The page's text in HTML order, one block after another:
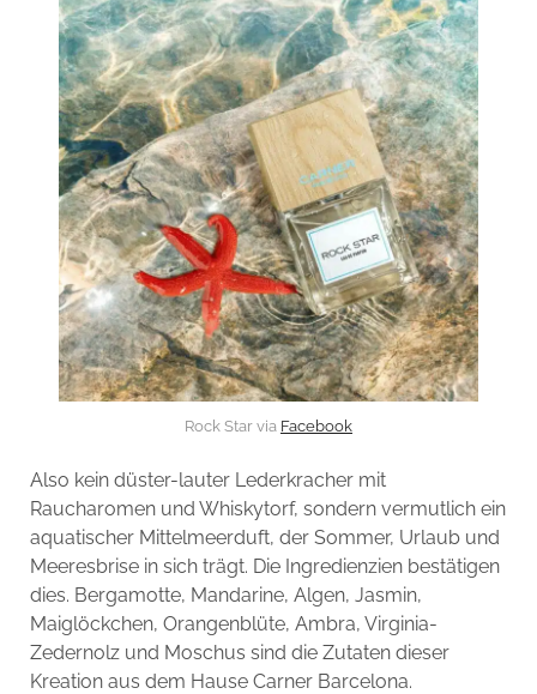
Rock Star via Facebook
Also kein düster-lauter Lederkracher mit
Raucharomen und Whiskytorf, sondern vermutlich ein
aquatischer Mittelmeerduft, der Sommer, Urlaub und
Meeresbrise in sich trägt. Die Ingredienzien bestätigen
dies. Bergamotte, Mandarine, Algen, Jasmin,
Maiglöckchen, Orangenblüte, Ambra, Virginia-
Zedernolz und Moschus sind die Zutaten dieser
Kreation aus dem Hause Carner Barcelona.